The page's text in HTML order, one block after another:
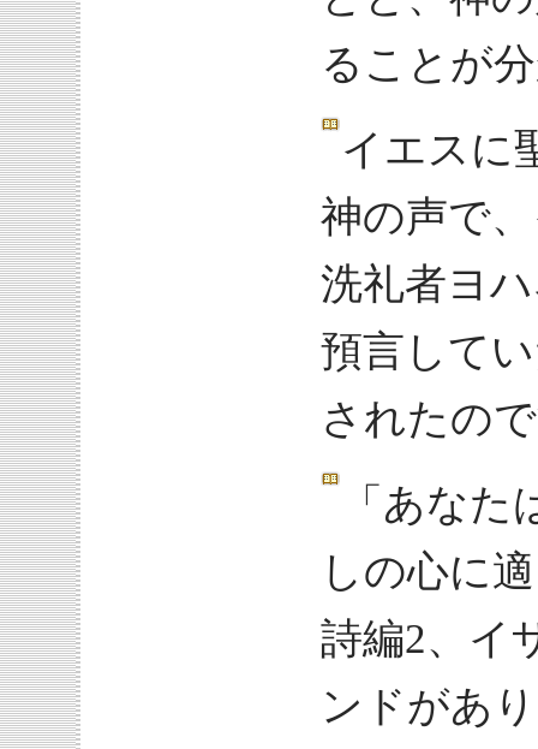
ることが
イエスに
神の声で
洗礼者ヨ
預言して
されたの
「あな
しの心に
詩編2、イ
ンドがあ